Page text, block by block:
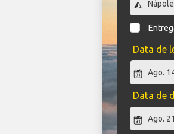
Data de
Data de